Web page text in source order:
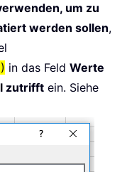
um zu
werden sollen,
in das Feld Werte
zutrifft ein. Siehe